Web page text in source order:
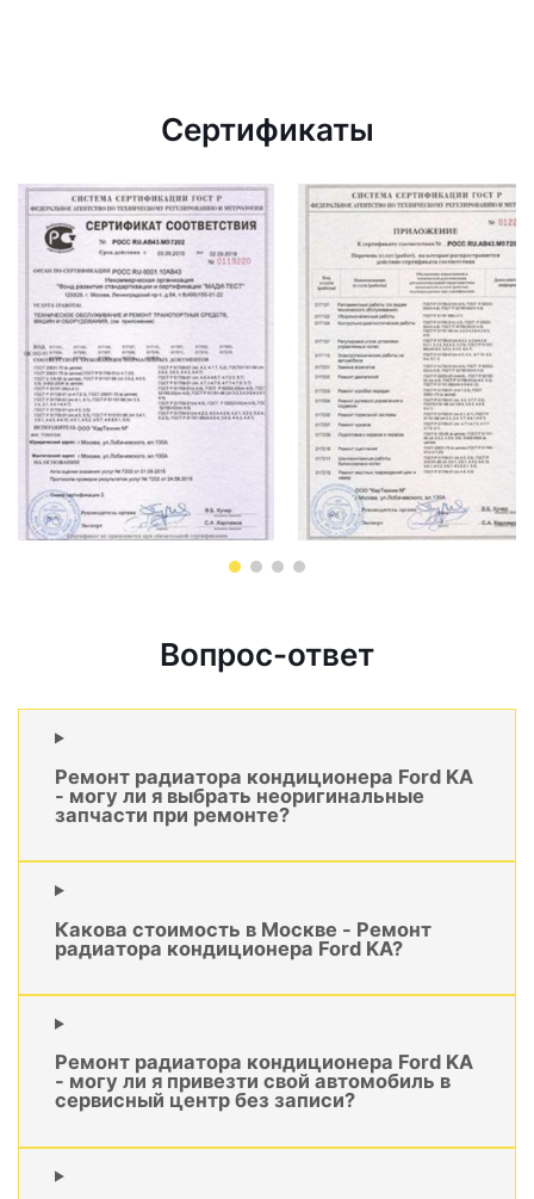
Сертификаты
Вопрос-ответ
Ремонт радиатора кондиционера Ford KA
- могу ли я выбрать неоригинальные
запчасти при ремонте?
Какова стоимость в Москве - Ремонт
радиатора кондиционера Ford KA?
Ремонт радиатора кондиционера Ford KA
- могу ли я привезти свой автомобиль в
сервисный центр без записи?